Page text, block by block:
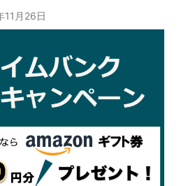
11月26日